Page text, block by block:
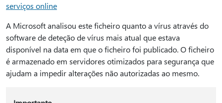
serviços online
A Microsoft analisou este ficheiro quanto a vírus através do
software de deteção de vírus mais atual que estava
disponível na data em que o ficheiro foi publicado. O ficheiro
é armazenado em servidores otimizados para segurança que
ajudam a impedir alterações não autorizadas ao mesmo.